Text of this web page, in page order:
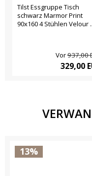
Tilst Essgruppe Tisch
schwarz Marmor Print
90x160 4 Stühlen Velour
Vor937,00
329,00
13%